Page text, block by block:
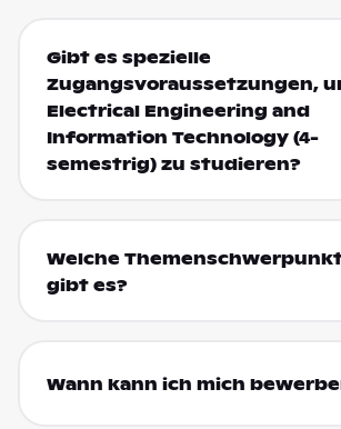
Gibt es spezielle
Zugangsvoraussetzungen,
Electrical Engineering and
Information Technology (4-
semestrig) zu studieren?
Welche
gibt es?
Wann kann ich mich